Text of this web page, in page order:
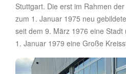
Stuttgart. Die erst im Rahmen
zum 1. Januar 1975 neu
seit dem 9. März 1976 eine Stadt
1. Januar 1979 eine Große